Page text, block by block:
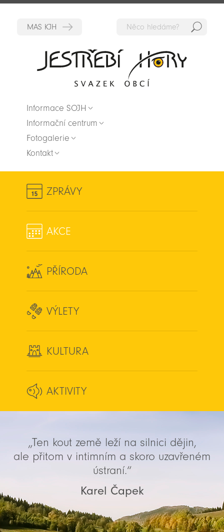
Informace SOJH
Informační centrum
Fotogalerie
Kontakt
ZPRÁVY
AKCE
PŘÍRODA
VÝLETY
KULTURA
AKTIVITY
„Ten kout země leží na silnici dějin,
ale přitom v intimním a skoro uzavřeném
ústraní.“
Karel Čapek